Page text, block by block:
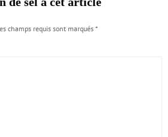
champs requis sont marqués *